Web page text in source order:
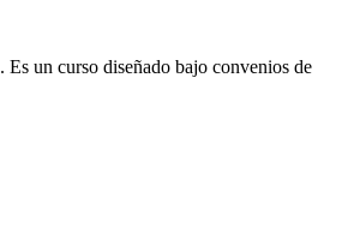
. Es un curso diseñado bajo convenios de